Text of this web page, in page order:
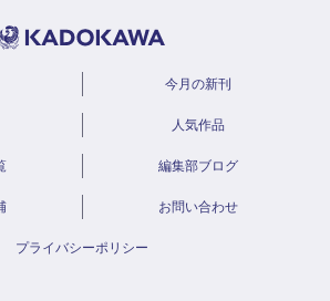
今月の新刊
人気作品
編集部ブログ
お問い合わせ
プライバシーポリシー